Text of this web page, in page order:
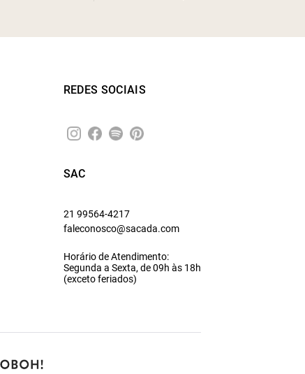
REDES SOCIAIS
SAC
21 99564-4217
faleconosco@sacada.com
Horário de Atendimento:
Segunda a Sexta, de 09h às 18h
(exceto feriados)